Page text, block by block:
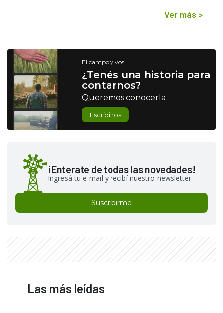
Ver más >
El campo y vos
¿Tenés una historia para
contarnos?
Queremos conocerla
Escribinos
¡Enterate de todas las novedades!
Ingresá tu e-mail y recibí nuestro newsletter
Suscribirme
Las más leídas